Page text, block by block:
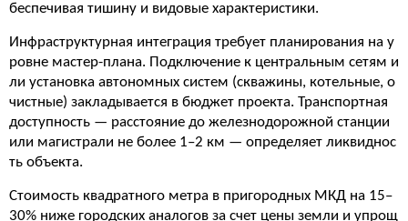
беспечивая тишину и видовые характеристики.
Инфраструктурная интеграция требует планирования на у
ровне мастер-плана. Подключение к центральным сетям и
ли установка автономных систем (скважины, котельные, о
чистные) закладывается в бюджет проекта. Транспортная
доступность — расстояние до железнодорожной станции
или магистрали не более 1–2 км — определяет ликвиднос
ть объекта.
Стоимость квадратного метра в пригородных МКД на 15–
30% ниже городских аналогов за счет цены земли и упрощ